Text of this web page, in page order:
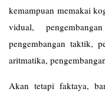
kemampuan memakai
vidual,
pengembangan taktik,
aritmatika,
Akan tetapi faktaya,